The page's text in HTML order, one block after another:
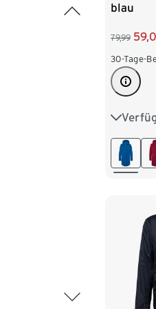
blau
79,99
30-Tage-
36
44